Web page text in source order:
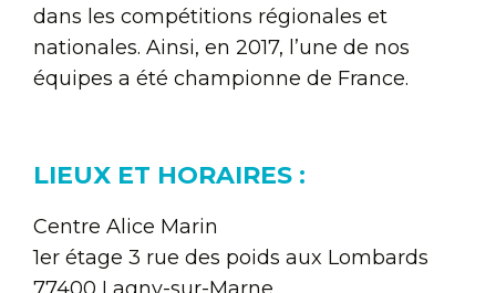
dans les compétitions régionales et
nationales. Ainsi, en 2017, l’une de nos
équipes a été championne de France.
LIEUX ET HORAIRES :
Centre Alice Marin
1er étage 3 rue des poids aux Lombards